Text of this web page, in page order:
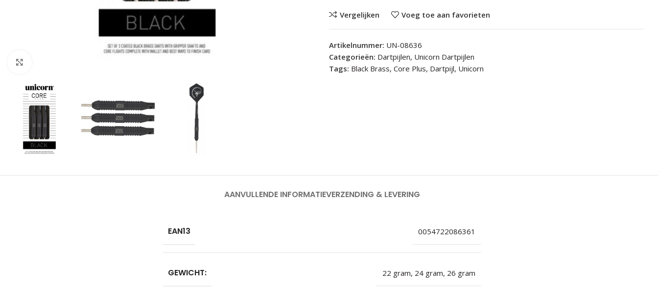
Vergelijken Voeg toe aan favorieten
Artikelnummer: UN-08636
Categorieën: Dartpijlen, Unicorn Dartpijlen
Tags: Black Brass, Core Plus, Dartpijl, Unicorn
AANVULLENDE INFORMATIEVERZENDING & LEVERING
EAN13 0054722086361
GEWICHT: 22 gram, 24 gram, 26 gram